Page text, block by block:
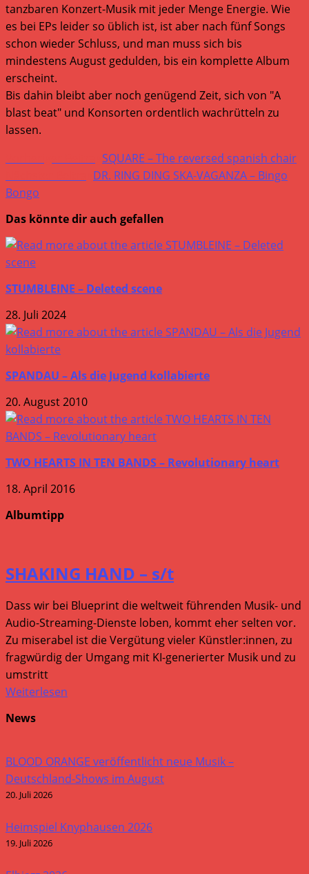
tanzbaren Konzert-Musik mit jeder Menge Energie. Wie
es bei EPs leider so üblich ist, ist aber nach fünf Songs
schon wieder Schluss, und man muss sich bis
mindestens August gedulden, bis ein komplette Album
erscheint.
Bis dahin bleibt aber noch genügend Zeit, sich von "A
blast beat" und Konsorten ordentlich wachrütteln zu
lassen.
Weitere
Artikel
ansehen
SQUARE – The reversed spanish chair
DR. RING DING SKA-VAGANZA – Bingo
Bongo
Das könnte dir auch gefallen
STUMBLEINE – Deleted scene
28. Juli 2024
SPANDAU – Als die Jugend kollabierte
20. August 2010
TWO HEARTS IN TEN BANDS – Revolutionary heart
18. April 2016
Albumtipp
SHAKING HAND – s/t
Dass wir bei Blueprint die weltweit führenden Musik- und
Audio-Streaming-Dienste loben, kommt eher selten vor.
Zu miserabel ist die Vergütung vieler Künstler:innen, zu
fragwürdig der Umgang mit KI-generierter Musik und zu
umstritt
Weiterlesen
News
BLOOD ORANGE veröffentlicht neue Musik –
Deutschland-Shows im August
20. Juli 2026
Heimspiel Knyphausen 2026
19. Juli 2026